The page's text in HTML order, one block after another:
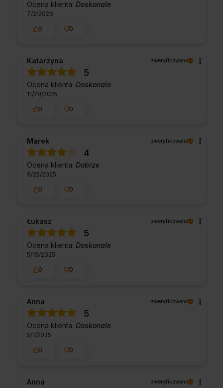
Ocena klienta: Doskonale
7/2/2026
0
0
Katarzyna zweryfikowano
5
Ocena klienta: Doskonale
11/28/2025
0
0
Marek zweryfikowano
4
Ocena klienta: Dobrze
9/25/2025
0
0
Łukasz zweryfikowano
5
Ocena klienta: Doskonale
5/19/2025
0
0
Anna zweryfikowano
5
Ocena klienta: Doskonale
5/1/2025
0
0
Anna zweryfikowano